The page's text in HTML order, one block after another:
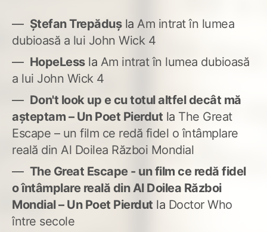
Ștefan Trepădușla Am intrat în lumea
dubioasă a lui John Wick 4
HopeLessla Am intrat în lumea dubioasă
a lui John Wick 4
Don't look up e cu totul altfel decât mă
așteptam – Un Poet Pierdut la The Great
Escape – un film ce redă fidel o întâmplare
reală din Al Doilea Război Mondial
The Great Escape - un film ce redă fidel
o întâmplare reală din Al Doilea Război
Mondial – Un Poet Pierdut la Doctor Who
între secole